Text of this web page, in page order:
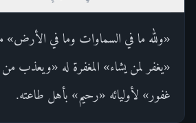
«ولله ما في السماوات وما في الأرض»
«يغفر لمن يشاء» المغفرة له «ويعذب من
غفور» لأوليائه «رحيم» بأهل طاعته.